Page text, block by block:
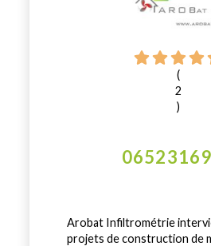
(
2
)
Arobat Infiltrométrie
projets de construction de